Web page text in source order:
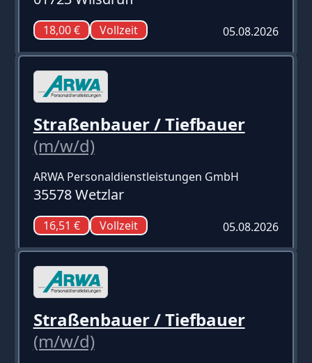
18,00 € Vollzeit 05.08.2026
Straßenbauer / Tiefbauer
(m/w/d)
ARWA Personaldienstleistungen GmbH
35578 Wetzlar
16,51 € Vollzeit 05.08.2026
Straßenbauer / Tiefbauer
(m/w/d)